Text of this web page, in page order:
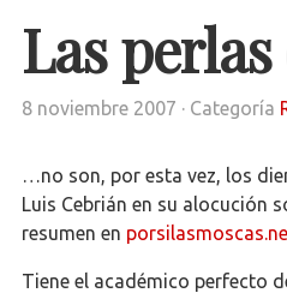
Las
8 noviembre 2007 · Categoría
…no son, por esta vez, los
Luis Cebrián en su alocución
resumen en
Tiene el académico perfecto